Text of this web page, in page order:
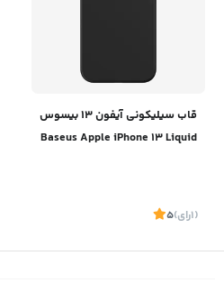
قاب سیلیکونی آیفون 13 بیسوس
Baseus Apple iPhone 13 Liquid
(1 رای)
5